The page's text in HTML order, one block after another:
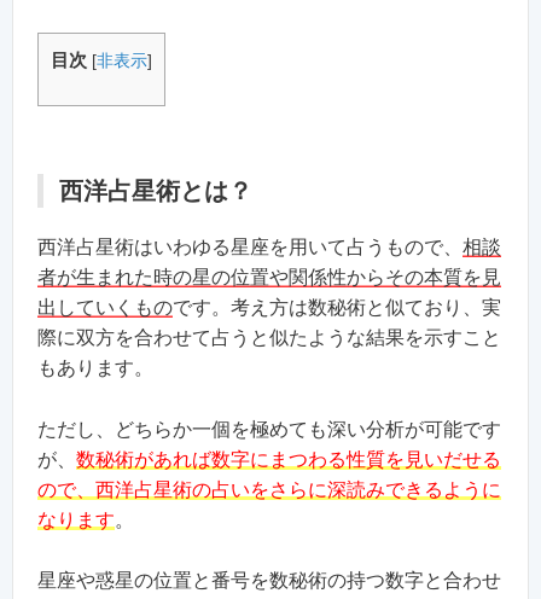
目次 [非表示]
西洋占星術とは？
西洋占星術はいわゆる星座を用いて占うもので、 相談
者が生まれた時の星の位置や関係性からその本質を見
出していくものです。考え方は数秘術と似ており、実
際に双方を合わせて占うと似たような結果を示すこと
もあります。
ただし、どちらか一個を極めても深い分析が可能です
が、 数秘術があれば数字にまつわる性質を見いだせる
ので、西洋占星術の占いをさらに深読みできるように
なります。
星座や惑星の位置と番号を数秘術の持つ数字と合わせ